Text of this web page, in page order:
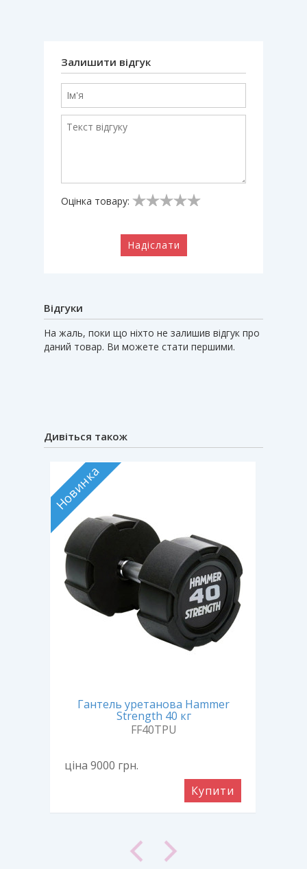
Залишити відгук
Оцінка товару:
Надіслати
Відгуки
На жаль, поки що ніхто не залишив відгук про
даний товар. Ви можете стати першими.
Дивіться також
Новинка
Гантель уретанова Hammer
Strength 40 кг
FF40TPU
ціна 9000 грн.
Купити